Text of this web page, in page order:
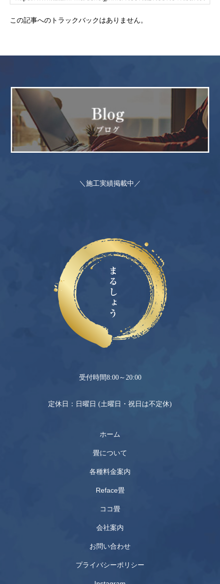
この記事へのトラックバックはありません。
＼施工実績掲載中／
受付時間8:00～20:00
定休日：日曜日 (土曜日・祝日は不定休)
ホーム
畳について
各種料金案内
Reface畳
ココ畳
会社案内
お問い合わせ
プライバシーポリシー